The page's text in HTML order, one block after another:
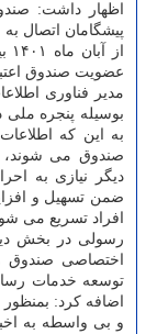
اظهار داشت:
پیشگامان اتصال
عضویت صندوق
مدیر فناوری
بوسیله پنجره
به این که
صندوق می
دیگر نیازی به
ضمن تسهیل و
افراد تسریع می
رسولی در بخش
اختصاصی صندوق
توسعه خدمات
اضافه کرد:
و بی واسطه به